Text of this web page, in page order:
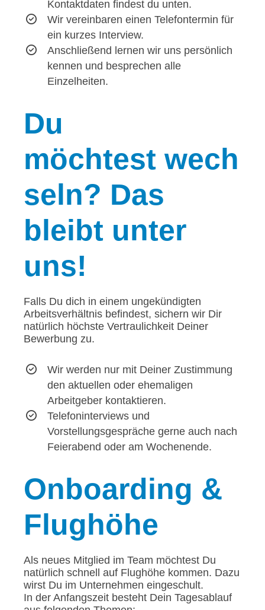
Kontaktdaten findest du unten.
Wir vereinbaren einen Telefontermin für
ein kurzes Interview.
Anschließend lernen wir uns persönlich
kennen und besprechen alle
Einzelheiten.
Du
möchtest wech
seln? Das
bleibt unter
uns!
Falls Du dich in einem ungekündigten
Arbeitsverhältnis befindest, sichern wir Dir
natürlich höchste Vertraulichkeit Deiner
Bewerbung zu.
Wir werden nur mit Deiner Zustimmung
den aktuellen oder ehemaligen
Arbeitgeber kontaktieren.
Telefoninterviews und
Vorstellungsgespräche gerne auch nach
Feierabend oder am Wochenende.
Onboarding &
Flughöhe
Als neues Mitglied im Team möchtest Du
natürlich schnell auf Flughöhe kommen. Dazu
wirst Du im Unternehmen eingeschult.
In der Anfangszeit besteht Dein Tagesablauf